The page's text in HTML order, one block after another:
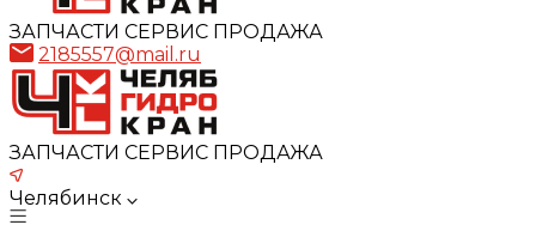
ЗАПЧАСТИ СЕРВИС ПРОДАЖА
2185557@mail.ru
ЗАПЧАСТИ СЕРВИС ПРОДАЖА
Челябинск